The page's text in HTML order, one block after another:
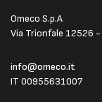
Omeco S.p.A
Via Trionfale 12526
info@omeco.it
IT 00955631007